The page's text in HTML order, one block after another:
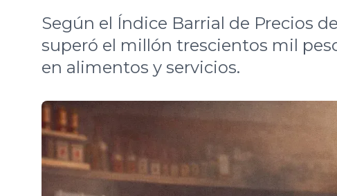
Según el Índice Barrial de Precios
superó el millón trescientos mil
en alimentos y servicios.